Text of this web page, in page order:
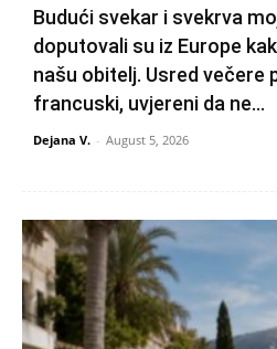
Budući svekar i svekrva
doputovali su iz Europe
našu obitelj. Usred večere
francuski, uvjereni da ne...
Dejana V. - August 5, 2026